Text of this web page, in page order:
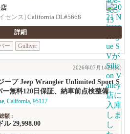
センス] California DL#5668
詳細
ー Gulliver
2026年07月14日(火)
ープ Jeep Wrangler Unlimited Sport S
ー無料120日保証、納車前点検整備
, California, 95117
額 :
ル 29,998.00